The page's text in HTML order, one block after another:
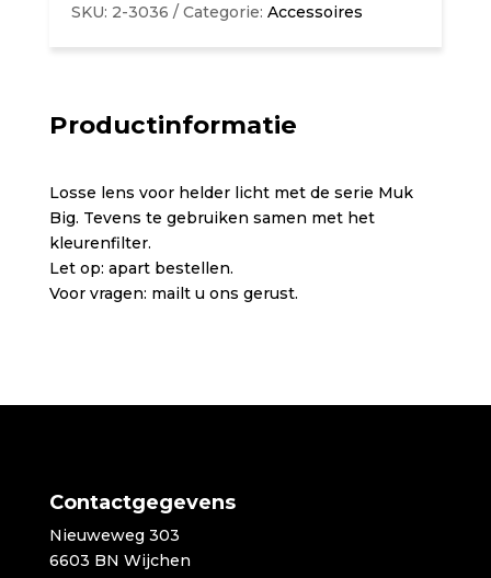
SKU: 2-3036 Categorie: Accessoires
Productinformatie
Losse lens voor helder licht met de serie Muk
Big. Tevens te gebruiken samen met het
kleurenfilter.
Let op: apart bestellen.
Voor vragen: mailt u ons gerust.
Contactgegevens
Nieuweweg 303
6603 BN Wijchen